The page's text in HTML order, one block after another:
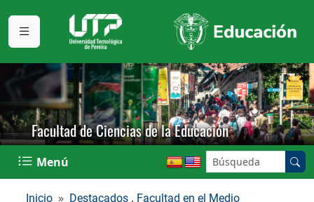
Facultad de Ciencias de la Educación
Menú Buscar en el sitio:
Inicio Destacados , Facultad en el Medio